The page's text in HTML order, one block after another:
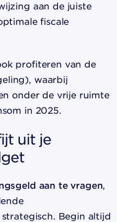
aan de juiste
fiscale
profiteren van de
waarbij
onder de vrije ruimte
in 2025.
uit je
aan te vragen,
Begin altijd